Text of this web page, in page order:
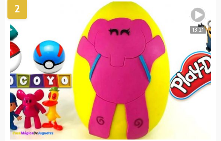
2
13:21